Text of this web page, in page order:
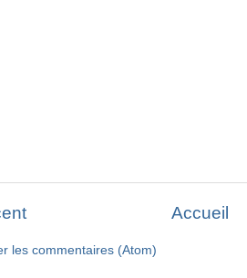
Accueil
les commentaires (Atom)